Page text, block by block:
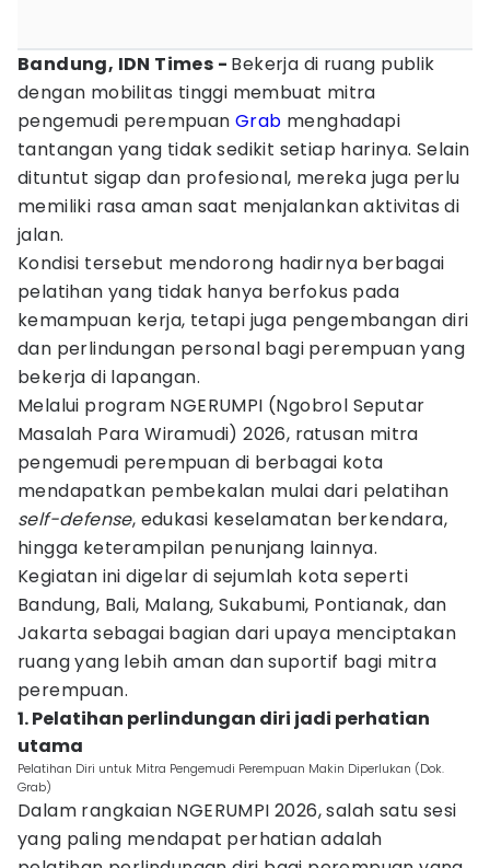
Bandung, IDN Times - Bekerja di ruang publik
dengan mobilitas tinggi membuat mitra
pengemudi perempuan Grab menghadapi
tantangan yang tidak sedikit setiap harinya. Selain
dituntut sigap dan profesional, mereka juga perlu
memiliki rasa aman saat menjalankan aktivitas di
jalan.
Kondisi tersebut mendorong hadirnya berbagai
pelatihan yang tidak hanya berfokus pada
kemampuan kerja, tetapi juga pengembangan diri
dan perlindungan personal bagi perempuan yang
bekerja di lapangan.
Melalui program NGERUMPI (Ngobrol Seputar
Masalah Para Wiramudi) 2026, ratusan mitra
pengemudi perempuan di berbagai kota
mendapatkan pembekalan mulai dari pelatihan
self-defense, edukasi keselamatan berkendara,
hingga keterampilan penunjang lainnya.
Kegiatan ini digelar di sejumlah kota seperti
Bandung, Bali, Malang, Sukabumi, Pontianak, dan
Jakarta sebagai bagian dari upaya menciptakan
ruang yang lebih aman dan suportif bagi mitra
perempuan.
1. Pelatihan perlindungan diri jadi perhatian
utama
Pelatihan Diri untuk Mitra Pengemudi Perempuan Makin Diperlukan (Dok.
Grab)
Dalam rangkaian NGERUMPI 2026, salah satu sesi
yang paling mendapat perhatian adalah